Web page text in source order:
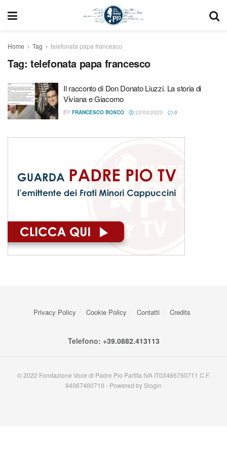
Home Tag telefonata papa francesco
Tag: telefonata papa francesco
Il racconto di Don Donato Liuzzi. La storia di
Viviana e Giacomo
BY FRANCESCO BOSCO 22/03/2023 0
Privacy Policy Cookie Policy Contatti Credits
Telefono: +39.0882.413113
© 2022 Fondazione Voce di Padre Pio Partita IVA IT03466760711 C.F.
94067460710 - Powered by Slogin